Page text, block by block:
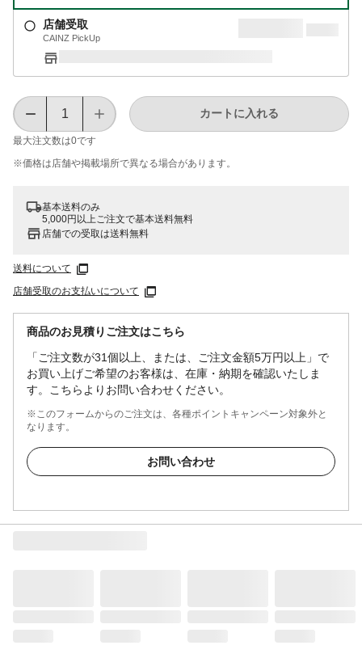
店舗受取
CAINZ PickUp
最大注文数は0です
カートに入れる
※価格は​店舗や​掲載場所で​異なる​場合が​あります。
基本送料のみ
5,000円以上ご注文で基本送料無料
店舗での受取は送料無料
送料について
店舗受取のお支払いについて
商品のお見積りご注文はこちら
「ご注文数が31個以上、または、ご注文金額5万円以上」で
お買い上げご希望のお客様は、在庫・納期を確認いたしま
す。こちらよりお問い合わせください。
※このフォームからのご注文は、各種ポイントキャンペーン対象外と
なります。
お問い合わせ